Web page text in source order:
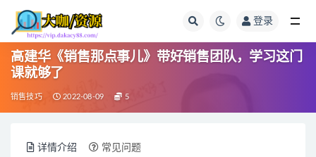
登录
高建华《销售那点事儿》带好销售团队，学习这门
课就够了
销售技巧 2022-08-09 5
详情介绍 常见问题
全部